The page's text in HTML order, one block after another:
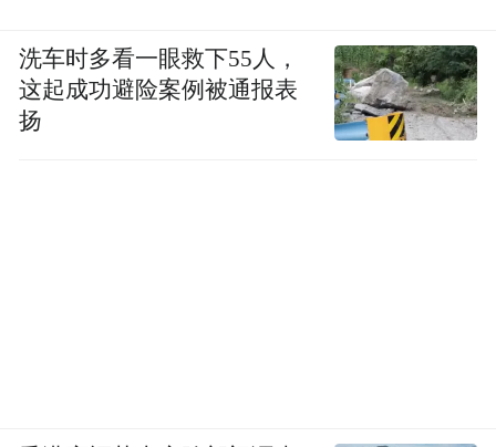
洗车时多看一眼救下55人，
这起成功避险案例被通报表
扬